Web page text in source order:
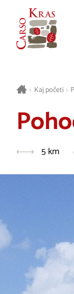
> Kaj početi >
5 km